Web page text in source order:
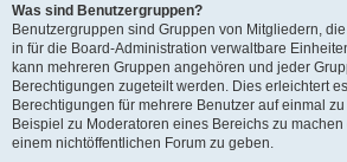
Was sind Benutzergruppen?
Benutzergruppen sind Gruppen von Mitgliedern,
in für die Board-Administration verwaltbare
kann mehreren Gruppen angehören und jeder
Berechtigungen zugeteilt werden. Dies erleichtert
Berechtigungen für mehrere Benutzer auf einmal
Beispiel zu Moderatoren eines Bereichs zu
einem nichtöffentlichen Forum zu geben.